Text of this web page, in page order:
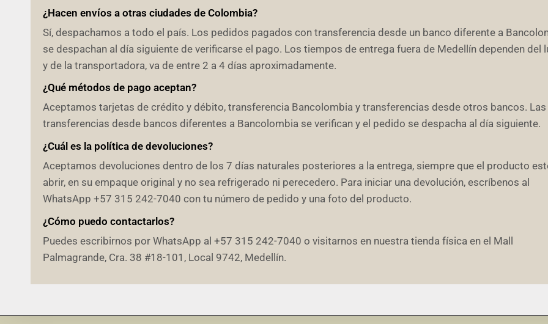
¿Hacen envíos a otras ciudades de Colombia?
Sí, despachamos a todo el país. Los pedidos pagados con transferencia desde un banco diferente a
se despachan al día siguiente de verificarse el pago. Los tiempos de entrega fuera de Medellín dependen del
y de la transportadora, va de entre 2 a 4 días aproximadamente.
¿Qué métodos de pago aceptan?
Aceptamos tarjetas de crédito y débito, transferencia Bancolombia y transferencias desde otros bancos. Las
transferencias desde bancos diferentes a Bancolombia se verifican y el pedido se despacha al día siguiente.
¿Cuál es la política de devoluciones?
Aceptamos devoluciones dentro de los 7 días naturales posteriores a la entrega, siempre que el producto
abrir, en su empaque original y no sea refrigerado ni perecedero. Para iniciar una devolución, escríbenos al
WhatsApp +57 315 242-7040 con tu número de pedido y una foto del producto.
¿Cómo puedo contactarlos?
Puedes escribirnos por WhatsApp al +57 315 242-7040 o visitarnos en nuestra tienda física en el Mall
Palmagrande, Cra. 38 #18-101, Local 9742, Medellín.